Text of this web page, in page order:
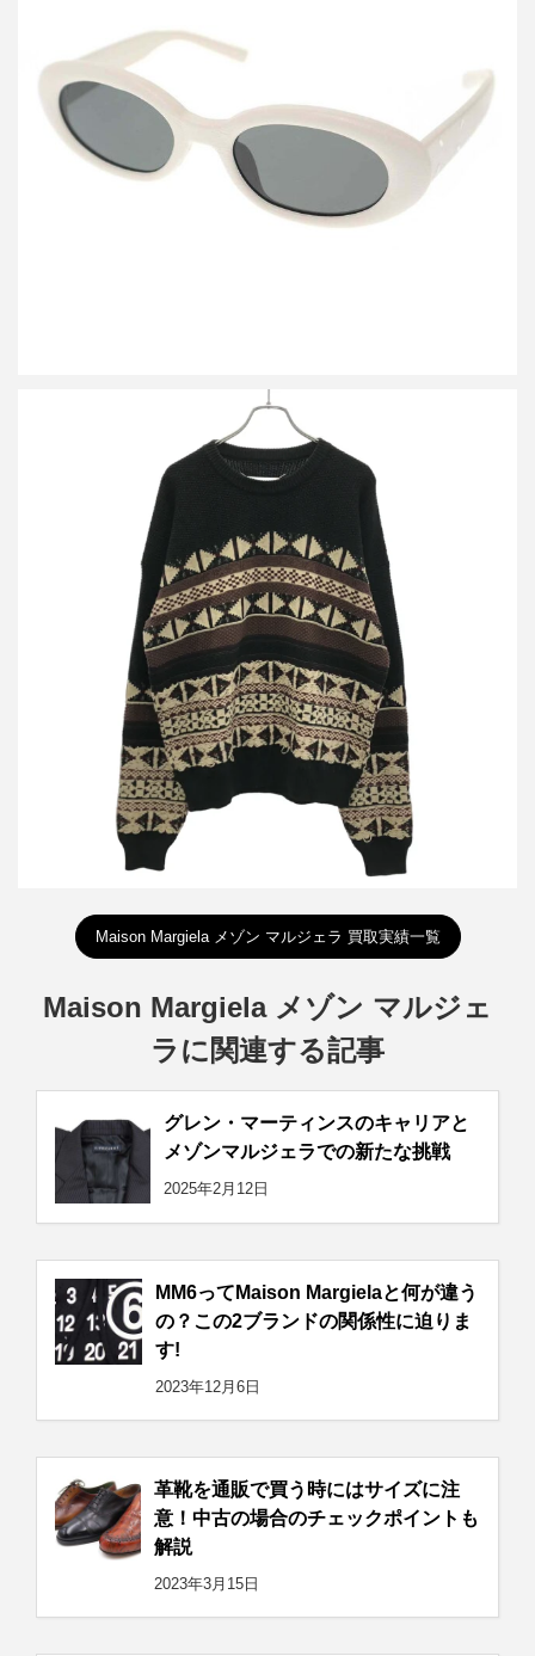
メゾン マルジェラ ジェントルモンスター MM107 LETHER サング
買取金額15,000円
詳しく見る
メゾン マルジェラ 17AW ジャガードニットセーター S50HA0728
S16014
買取金額16,800円
詳しく見る
Maison Margiela メゾン マルジェラ 買取実績一覧
Maison Margiela メゾン マルジェ
ラに関連する記事
グレン・マーティンスのキャリアと
メゾンマルジェラでの新たな挑戦
2025年2月12日
MM6ってMaison Margielaと何が違う
の？この2ブランドの関係性に迫りま
す!
2023年12月6日
革靴を通販で買う時にはサイズに注
意！中古の場合のチェックポイントも
解説
2023年3月15日